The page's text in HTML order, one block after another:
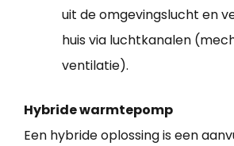
uit de omgevingslucht en
huis via luchtkanalen
ventilatie).
Hybride warmtepomp
Een hybride oplossing is een